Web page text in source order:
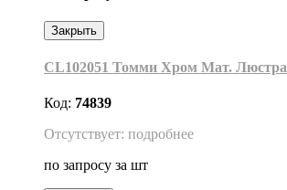
Закрыть
CL102051 Томми Хром Мат. Люстра
Код: 74839
Отсутствует: подробнее
по запросу за шт